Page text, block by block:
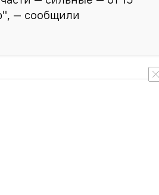
— сообщили